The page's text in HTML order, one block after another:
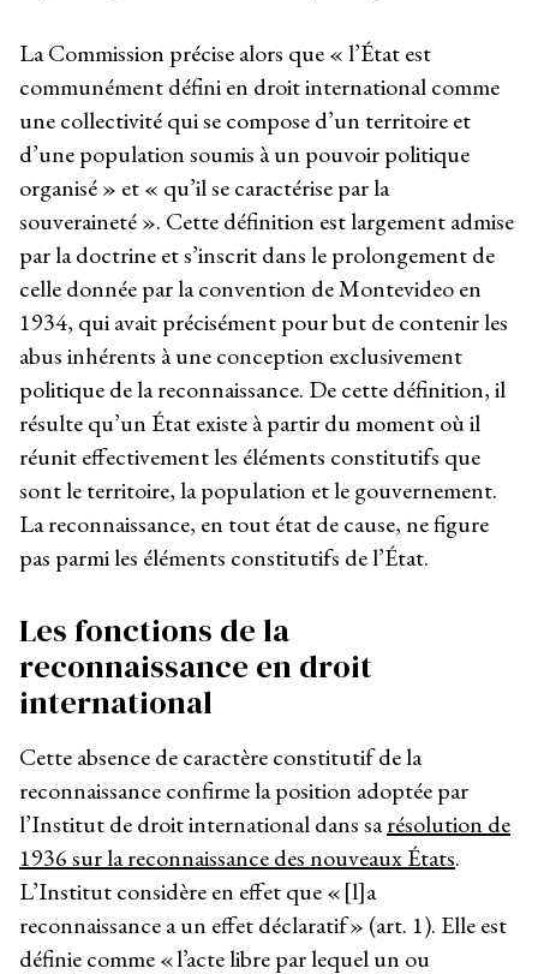
La Commission précise alors que « l’État est
communément défini en droit international comme
une collectivité qui se compose d’un territoire et
d’une population soumis à un pouvoir politique
organisé » et « qu’il se caractérise par la
souveraineté ». Cette définition est largement admise
par la doctrine et s’inscrit dans le prolongement de
celle donnée par la convention de Montevideo en
1934, qui avait précisément pour but de contenir les
abus inhérents à une conception exclusivement
politique de la reconnaissance. De cette définition, il
résulte qu’un État existe à partir du moment où il
réunit effectivement les éléments constitutifs que
sont le territoire, la population et le gouvernement.
La reconnaissance, en tout état de cause, ne figure
pas parmi les éléments constitutifs de l’État.
Les fonctions de la
reconnaissance en droit
international
Cette absence de caractère constitutif de la
reconnaissance confirme la position adoptée par
l’Institut de droit international dans sarésolution de
1936 sur la reconnaissance des nouveaux États.
L’Institut considère en effet que « [l]a
reconnaissance a un effet déclaratif » (art. 1). Elle est
définie comme « l’acte libre par lequel un ou